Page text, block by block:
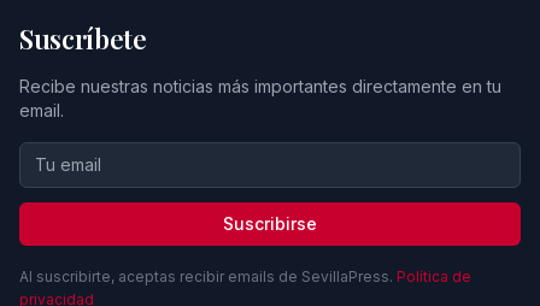
Suscríbete
Recibe nuestras noticias más importantes directamente en tu
email.
Suscribirse
Al suscribirte, aceptas recibir emails de SevillaPress. Política de
privacidad